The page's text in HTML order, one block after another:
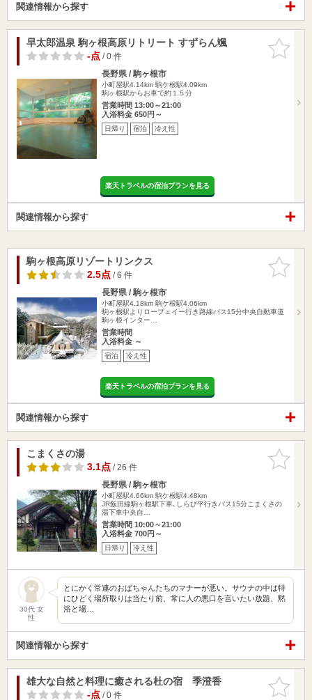
関連情報から探す
お気に入
りに追加
早太郎温泉 駒ヶ根高原リトリート すずらん颯
-点/ 0 件
長野県 / 駒ヶ根市
小町屋駅4.14km 駒ケ根駅4.09km
駒ヶ根駅からお車で約１５分
営業時間 13:00～21:00
入浴料金 650円～
日帰り 宿泊 冷え性
楽天トラベルの宿泊プランを見る
関連情報から探す
お気に入
りに追加
駒ヶ根高原リゾートリンクス
2.5点/ 6 件
長野県 / 駒ヶ根市
小町屋駅4.18km 駒ケ根駅4.06km
駒ヶ根駅よりロープェイー行き路線バス15分中央自動車道
駒ヶ根インター…
営業時間
入浴料金 ～
宿泊 冷え性
楽天トラベルの宿泊プランを見る
関連情報から探す
お気に入
りに追加
こまくさの湯
3.1点/ 26 件
長野県 / 駒ヶ根市
小町屋駅4.66km 駒ケ根駅4.48km
JR飯田線駒ヶ根駅下車､しらび平行きバス15分こまくさの
湯下車中央自…
営業時間 10:00～21:00
入浴料金 700円～
日帰り 冷え性
30代 女
性
とにかく常連のおばちゃんたちのマナーが悪い。サウナの中は特
にひどく場所取りは当たり前、常に人の悪口を言いたい放題、黙
浴と場…
関連情報から探す
お気に入
りに追加
雄大な自然と料理に癒される杜の宿 季澄香
-点/ 0 件